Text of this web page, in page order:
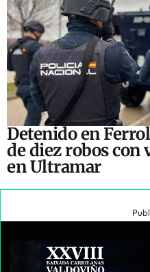
Detenido en
de diez robos con
en Ultramar